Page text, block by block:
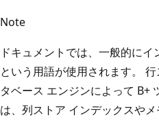
Note
ドキュメントでは、一般的に
という用語が使用されます。
タベース エンジンによって B+
は、列ストア インデックスや